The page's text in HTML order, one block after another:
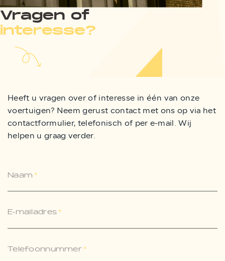
Vragen of
interesse?
Heeft u vragen over of interesse in één van onze
voertuigen? Neem gerust contact met ons op via het
contactformulier, telefonisch of per e-mail. Wij
helpen u graag verder.
Naam*
E-mailadres*
Telefoonnummer*